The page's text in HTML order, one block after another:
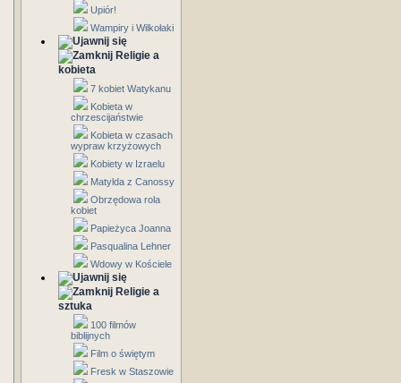
Upiór!
Wampiry i Wilkołaki
Religie a
kobieta
7 kobiet Watykanu
Kobieta w
chrzescijaństwie
Kobieta w czasach
wypraw krzyżowych
Kobiety w Izraelu
Matylda z Canossy
Obrzędowa rola
kobiet
Papieżyca Joanna
Pasqualina Lehner
Wdowy w Kościele
Religie a
sztuka
100 filmów
biblijnych
Film o świętym
Fresk w Staszowie